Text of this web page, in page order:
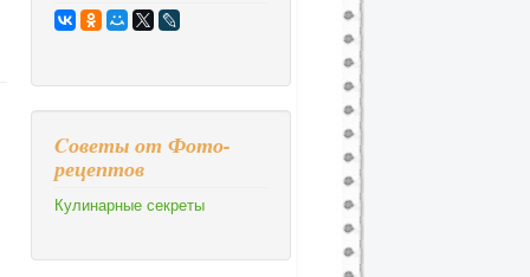
Cоветы от Фото-
рецептов
Кулинарные секреты